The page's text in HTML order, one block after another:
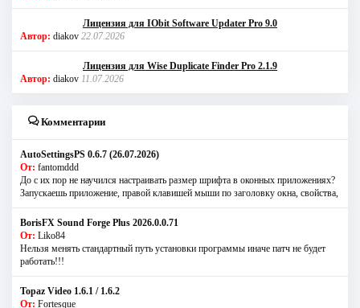
Лицензия для IObit Software Updater Pro 9.0
Автор: diakov 22.07.2026
Лицензия для Wise Duplicate Finder Pro 2.1.9
Автор: diakov 11.07.2026
Комментарии
AutoSettingsPS 0.6.7 (26.07.2026)
От: fantomddd
До с их пор не научился настраивать размер шрифта в оконных приложениях?
Запускаешь приложение, правой клавишей мыши по заголовку окна, свойства,
BorisFX Sound Forge Plus 2026.0.0.71
От: Liko84
Нельзя менять стандартный путь установки программы иначе патч не будет
работать!!!
Topaz Video 1.6.1 / 1.6.2
От: Fortesque